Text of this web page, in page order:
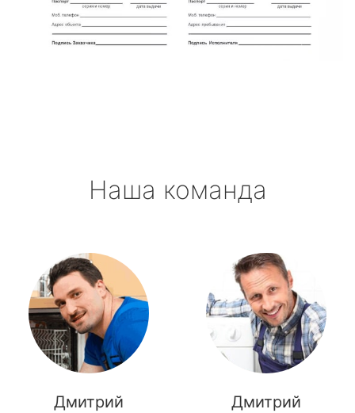
Наша команда
Дмитрий
Дмитрий